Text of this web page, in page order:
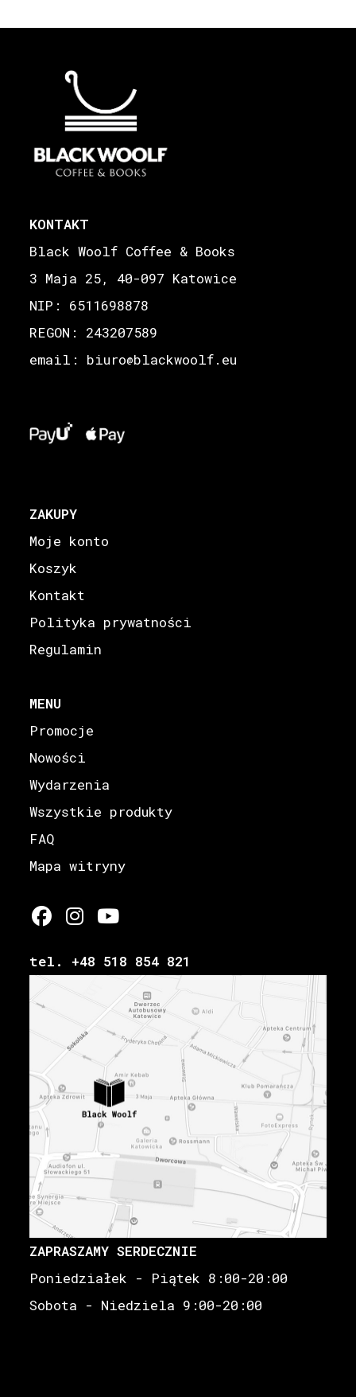
KONTAKT
Black Woolf Coffee & Books
3 Maja 25, 40-097 Katowice
NIP: 6511698878
REGON: 243207589
email: biuro@blackwoolf.eu
ZAKUPY
Moje konto
Koszyk
Kontakt
Polityka prywatności
Regulamin
MENU
Promocje
Nowości
Wydarzenia
Wszystkie produkty
FAQ
Mapa witryny
tel. +48 518 854 821
ZAPRASZAMY SERDECZNIE
Poniedziałek - Piątek 8:00-20:00
Sobota - Niedziela 9:00-20:00